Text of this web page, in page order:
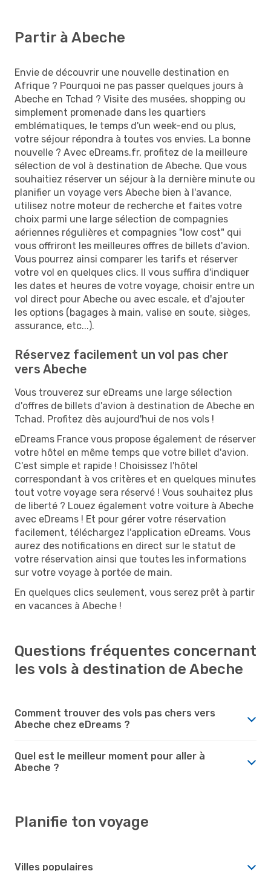
Partir à Abeche
Envie de découvrir une nouvelle destination en
Afrique ? Pourquoi ne pas passer quelques jours à
Abeche en Tchad ? Visite des musées, shopping ou
simplement promenade dans les quartiers
emblématiques, le temps d'un week-end ou plus,
votre séjour répondra à toutes vos envies. La bonne
nouvelle ? Avec eDreams.fr, profitez de la meilleure
sélection de vol à destination de Abeche. Que vous
souhaitiez réserver un séjour à la dernière minute ou
planifier un voyage vers Abeche bien à l'avance,
utilisez notre moteur de recherche et faites votre
choix parmi une large sélection de compagnies
aériennes régulières et compagnies "low cost" qui
vous offriront les meilleures offres de billets d'avion.
Vous pourrez ainsi comparer les tarifs et réserver
votre vol en quelques clics. Il vous suffira d'indiquer
les dates et heures de votre voyage, choisir entre un
vol direct pour Abeche ou avec escale, et d'ajouter
les options (bagages à main, valise en soute, sièges,
assurance, etc...).
Réservez facilement un vol pas cher
vers Abeche
Vous trouverez sur eDreams une large sélection
d'offres de billets d'avion à destination de Abeche en
Tchad. Profitez dès aujourd'hui de nos vols !
eDreams France vous propose également de réserver
votre hôtel en même temps que votre billet d'avion.
C'est simple et rapide ! Choisissez l'hôtel
correspondant à vos critères et en quelques minutes
tout votre voyage sera réservé ! Vous souhaitez plus
de liberté ? Louez également votre voiture à Abeche
avec eDreams ! Et pour gérer votre réservation
facilement, téléchargez l'application eDreams. Vous
aurez des notifications en direct sur le statut de
votre réservation ainsi que toutes les informations
sur votre voyage à portée de main.
En quelques clics seulement, vous serez prêt à partir
en vacances à Abeche !
Questions fréquentes concernant
les vols à destination de Abeche
Comment trouver des vols pas chers vers
Abeche chez eDreams ?
Quel est le meilleur moment pour aller à
Abeche ?
Planifie ton voyage
Villes populaires